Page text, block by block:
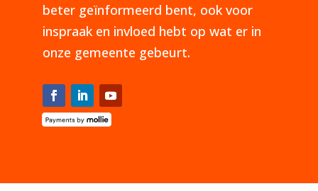
beter geïnformeerd bent, ook voor
inspraak en invloed hebt op wat er in
onze gemeente gebeurt.